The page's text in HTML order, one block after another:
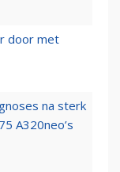
door met
na sterk
A320neo’s